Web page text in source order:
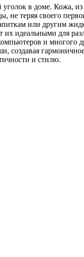
в доме. Кожа, из
теряя своего
или другим
их идеальными для
и многого
создавая
и стилю.